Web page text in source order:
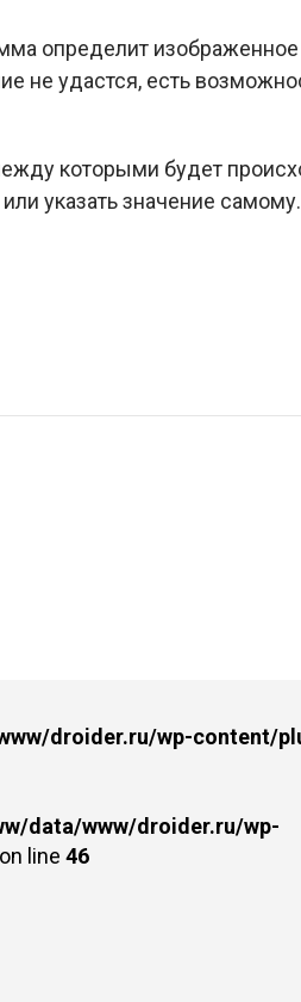
определит изображенное
не удастся, есть
которыми будет
указать значение
droider.ru/wp-content/
data/www/droider.ru/wp-
line 46